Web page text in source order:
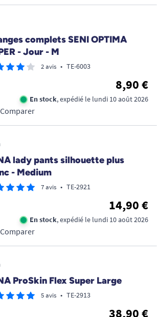
complets SENI OPTIMA
- Jour - M
2 avis • TE-6003
8,90 €
En stock, expédié le lundi 10 août 2026
Comparer
lady pants silhouette plus
- Medium
7 avis • TE-2921
14,90 €
En stock, expédié le lundi 10 août 2026
Comparer
ProSkin Flex Super Large
5 avis • TE-2913
38,90 €